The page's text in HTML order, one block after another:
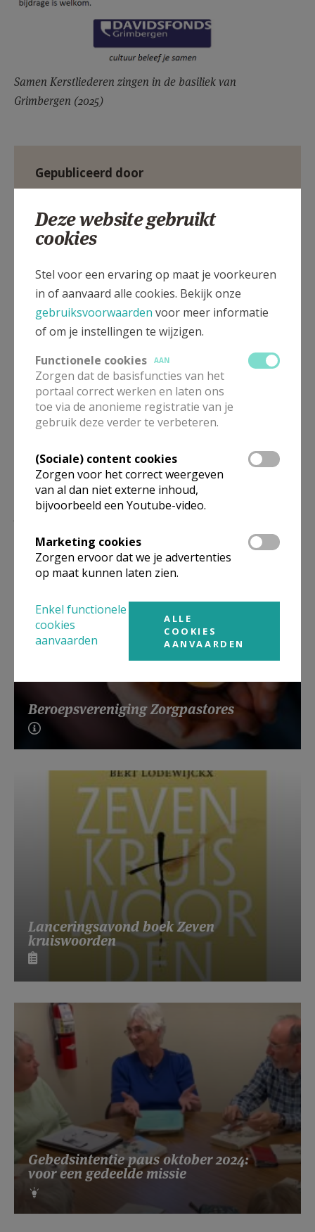
Samen Kerstliederen zingen in de basiliek van
Grimbergen (2025)
Gepubliceerd door
Deel dit artikel
Lees meer
Beroepsvereniging Zorgpastores
Lanceringsavond boek Zeven
kruiswoorden
Gebedsintentie paus oktober 2024:
voor een gedeelde missie
Deze website gebruikt
cookies
Stel voor een ervaring op maat je voorkeuren
in of aanvaard alle cookies. Bekijk onze
gebruiksvoorwaarden voor meer informatie
of om je instellingen te wijzigen.
Functionele cookies
AAN
Zorgen dat de basisfuncties van het
portaal correct werken en laten ons
toe via de anonieme registratie van je
gebruik deze verder te verbeteren.
(Sociale) content cookies
Zorgen voor het correct weergeven
van al dan niet externe inhoud,
bijvoorbeeld een Youtube-video.
Marketing cookies
Zorgen ervoor dat we je advertenties
op maat kunnen laten zien.
Enkel functionele
cookies
aanvaarden
ALLE
COOKIES
AANVAARDEN